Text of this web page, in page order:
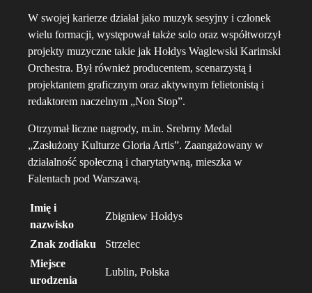
W swojej karierze działał jako muzyk sesyjny i członek
wielu formacji, występował także solo oraz współtworzył
projekty muzyczne takie jak Hołdys Waglewski Karimski
Orchestra. Był również producentem, scenarzystą i
projektantem graficznym oraz aktywnym felietonistą i
redaktorem naczelnym „Non Stop”.
Otrzymał liczne nagrody, m.in. Srebrny Medal
„Zasłużony Kulturze Gloria Artis”. Zaangażowany w
działalność społeczną i charytatywną, mieszka w
Falentach pod Warszawą.
Imię i
nazwisko
Zbigniew Hołdys
Znak zodiaku
Strzelec
Miejsce
urodzenia
Lublin, Polska